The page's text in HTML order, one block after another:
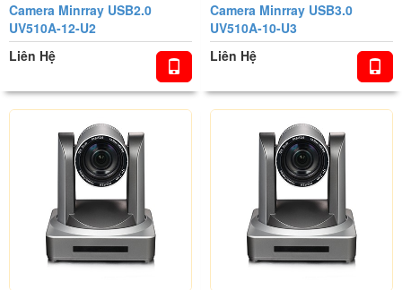
Camera Minrray USB2.0
UV510A-12-U2
Liên Hệ
Camera Minrray USB3.0
UV510A-10-U3
Liên Hệ